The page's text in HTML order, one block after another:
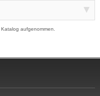
aufgenommen.